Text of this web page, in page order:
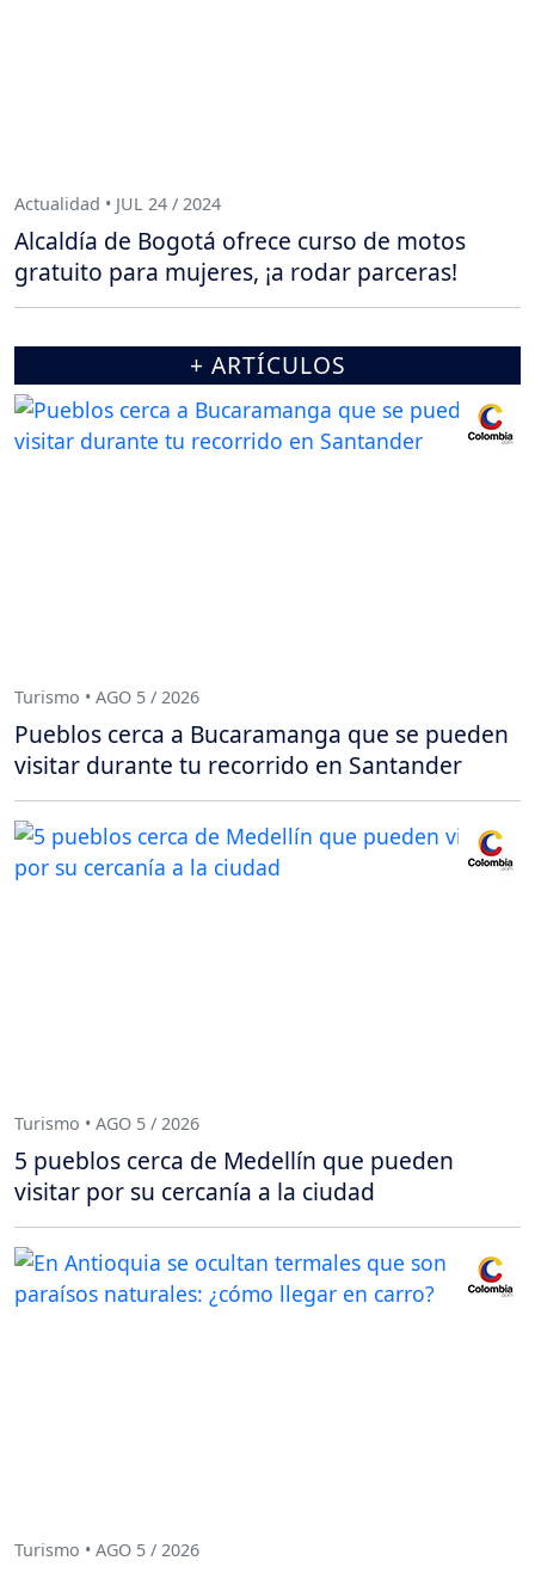
Actualidad • JUL 24 / 2024
Alcaldía de Bogotá ofrece curso de motos
gratuito para mujeres, ¡a rodar parceras!
+ ARTÍCULOS
Turismo • AGO 5 / 2026
Pueblos cerca a Bucaramanga que se pueden
visitar durante tu recorrido en Santander
Turismo • AGO 5 / 2026
5 pueblos cerca de Medellín que pueden
visitar por su cercanía a la ciudad
Turismo • AGO 5 / 2026